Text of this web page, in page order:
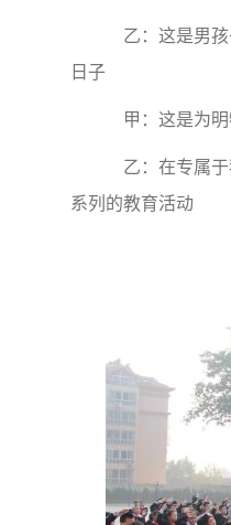
乙：这是男孩
日子
甲：这是为明
乙：在专属于
系列的教育活动